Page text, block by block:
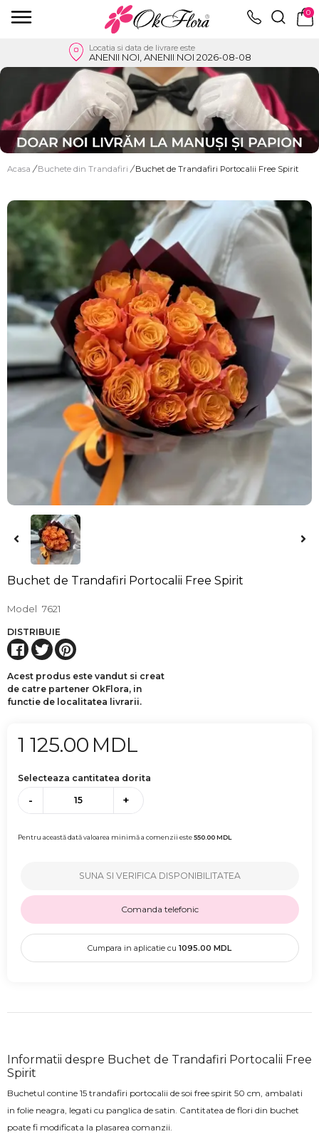
0
Locatia si data de livrare este
ANENII NOI, ANENII NOI 2026-08-08
Acasa / Buchete din Trandafiri / Buchet de Trandafiri Portocalii Free Spirit
Buchet de Trandafiri Portocalii Free Spirit
Model 7621
DISTRIBUIE
Acest produs este vandut si creat
de catre partener OkFlora, in
functie de localitatea livrarii.
1 125.00 MDL
Selecteaza cantitatea dorita
- +
Pentru această dată valoarea minimă a comenzii este550.00MDL
SUNA SI VERIFICA DISPONIBILITATEA
Comanda telefonic
Cumpara in aplicatie cu 1095.00 MDL
Informatii despre Buchet de Trandafiri Portocalii Free
Spirit
Buchetul contine 15 trandafiri portocalii de soi free spirit 50 cm, ambalati
in folie neagra, legati cu panglica de satin. Cantitatea de flori din buchet
poate fi modificata la plasarea comanzii.